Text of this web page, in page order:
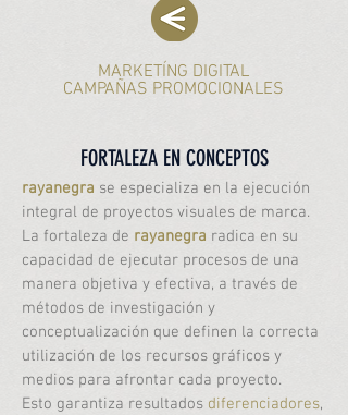
MARKETÍNG DIGITAL
CAMPAÑAS PROMOCIONALES
FORTALEZA EN CONCEPTOS
rayanegra se especializa en la ejecución
integral de proyectos visuales de marca.
La fortaleza de rayanegra radica en su
capacidad de ejecutar procesos de una
manera objetiva y efectiva, a través de
métodos de investigación y
conceptualización que definen la correcta
utilización de los recursos gráficos y
medios para afrontar cada proyecto.
Esto garantiza resultados diferenciadores,